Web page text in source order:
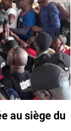
au siège du